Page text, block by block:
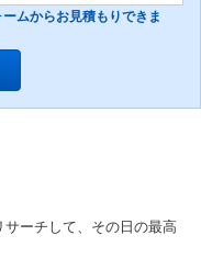
ムからお見積もりできま
ーチして、その日の最高